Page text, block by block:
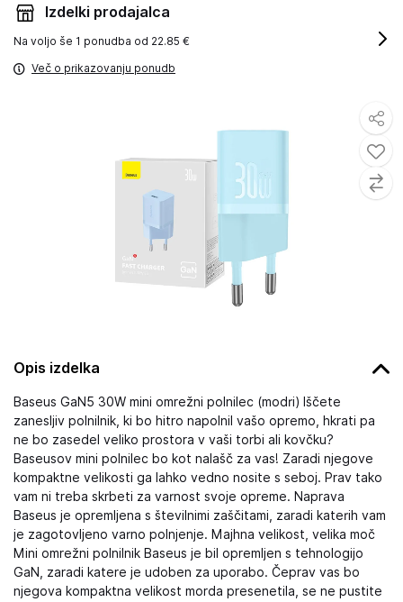
Opis izdelka
Baseus GaN5 30W mini omrežni polnilec (modri) Iščete
zanesljiv polnilnik, ki bo hitro napolnil vašo opremo, hkrati pa
ne bo zasedel veliko prostora v vaši torbi ali kovčku?
Baseusov mini polnilec bo kot nalašč za vas! Zaradi njegove
kompaktne velikosti ga lahko vedno nosite s seboj. Prav tako
vam ni treba skrbeti za varnost svoje opreme. Naprava
Baseus je opremljena s številnimi zaščitami, zaradi katerih vam
je zagotovljeno varno polnjenje. Majhna velikost, velika moč
Mini omrežni polnilnik Baseus je bil opremljen s tehnologijo
GaN, zaradi katere je udoben za uporabo. Čeprav vas bo
njegova kompaktna velikost morda presenetila, se ne pustite
Izdelki prodajalca
Na voljo še 1 ponudba od 22.85 €
Več o prikazovanju ponudb